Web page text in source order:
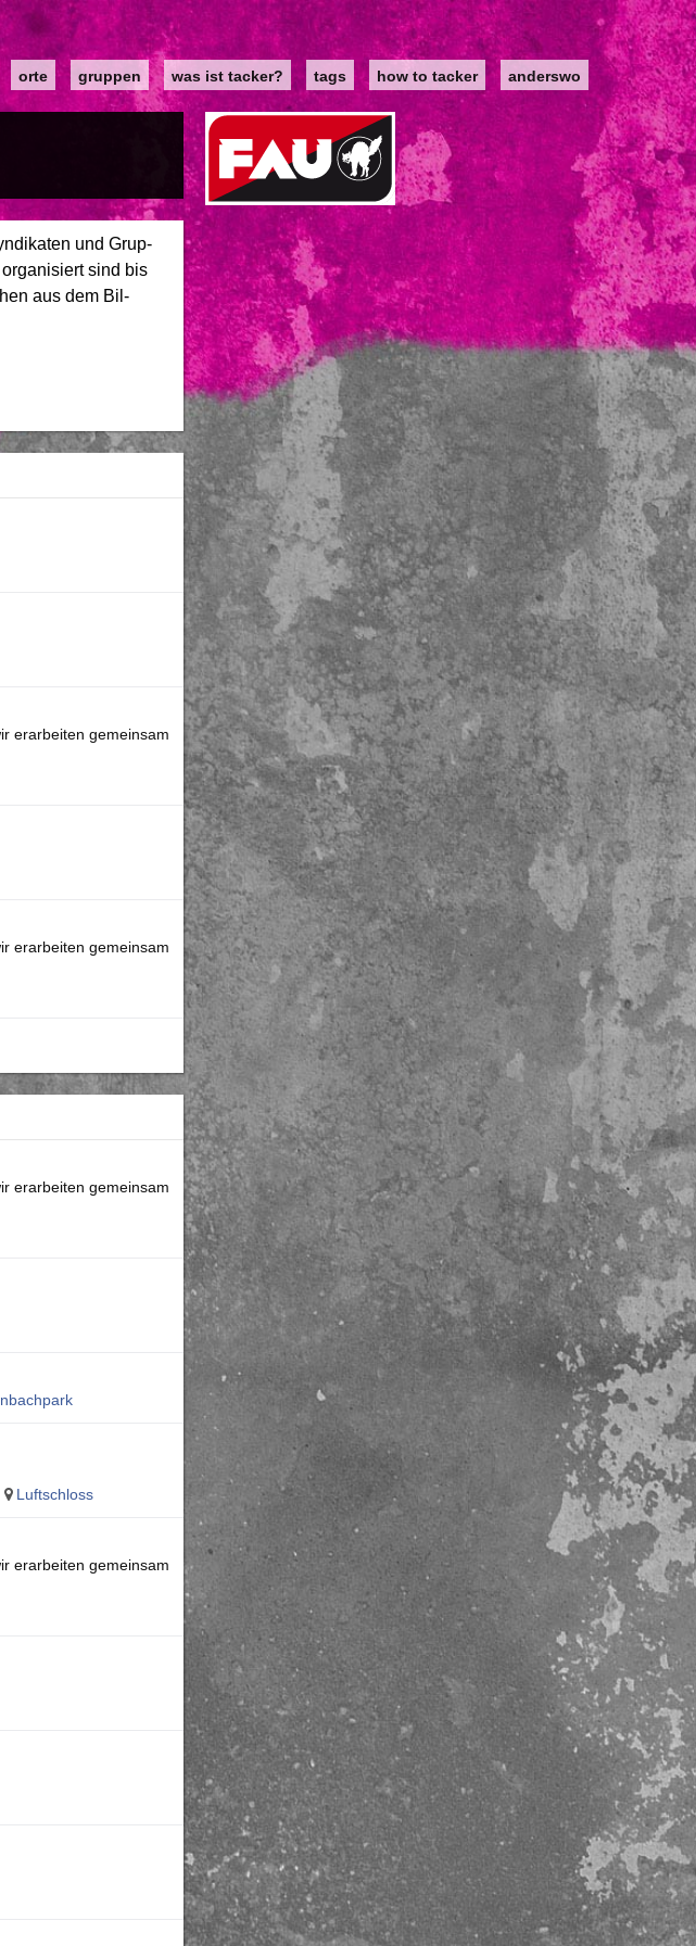
orte gruppen was ist tacker? tags how to tacker anderswo
und Grup­
sind bis
aus dem Bil­
erarbeiten gemeinsam
erarbeiten gemeinsam
erarbeiten gemeinsam
Luftschloss
erarbeiten gemeinsam